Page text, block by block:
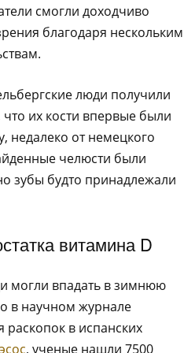
смогли доходчиво
благодаря нескольким
люди получили
их кости впервые были
недалеко от немецкого
челюсти были
зубы будто принадлежали
витамина D
могли впадать в зимнюю
в научном журнале
раскопок в испанских
, ученые нашли 7500